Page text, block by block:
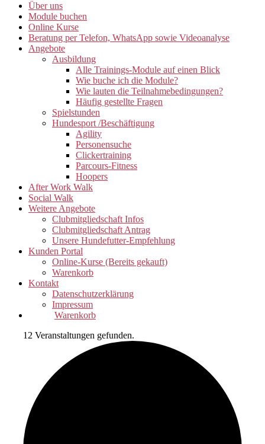
Über uns
Module buchen
Online Kurse
Beratung per Telefon, WhatsApp sowie Videoanalyse
Angebote
Ausbildung
Alle Trainings-Module auf einen Blick
Wie buche ich die Module?
Wie lauten die Teilnahmebedingungen?
Häufig gestellte Fragen
Spielstunden
Hundesport /Beschäftigung
Agility
Personensuche
Clickertraining
Parcours-Fitness
Hoopers
After Work Walk
Social Walk
Weitere Angebote
Clubmitgliedschaft Infos
Clubmitgliedschaft Antrag
Unsere Hundefutter-Empfehlung
Kunden Portal
Online-Kurse (Bereits gekauft)
Warenkorb
Kontakt
Datenschutzerklärung
Impressum
Warenkorb
12 Veranstaltungen gefunden.